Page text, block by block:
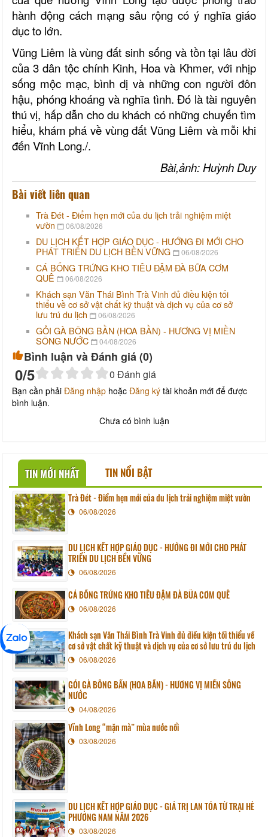
hành động cách mạng sâu rộng có ý nghĩa giáo
dục to lớn.
Vũng Liêm là vùng đất sinh sống và tồn tại lâu đời
của 3 dân tộc chính Kinh, Hoa và Khmer, với nhịp
sống mộc mạc, bình dị và những con người đôn
hậu, phóng khoáng và nghĩa tình. Đó là tài nguyên
thú vị, hấp dẫn cho du khách có những chuyến tìm
hiểu, khám phá về vùng đất Vũng Liêm và mỗi khi
đến Vĩnh Long./.
Bài,ảnh: Huỳnh Duy
Bài viết liên quan
Trà Đét - Điểm hẹn mới của du lịch trải nghiệm miệt
vườn
06/08/2026
DU LỊCH KẾT HỢP GIÁO DỤC - HƯỚNG ĐI MỚI CHO
PHÁT TRIỂN DU LỊCH BỀN VỮNG
06/08/2026
CÁ BỐNG TRỨNG KHO TIÊU ĐẬM ĐÀ BỮA CƠM
QUÊ
06/08/2026
Khách sạn Văn Thái Bình Trà Vinh đủ điều kiện tối
thiểu về cơ sở vật chất kỹ thuật và dịch vụ của cơ sở
lưu trú du lịch
06/08/2026
GỎI GÀ BÔNG BẦN (HOA BẦN) - HƯƠNG VỊ MIỀN
SÔNG NƯỚC
04/08/2026
Bình luận và Đánh giá (0)
0/5 0 Đánh giá
Bạn cần phải Đăng nhập hoặc Đăng ký tài khoản mới để được
bình luận.
Chưa có bình luận
TIN MỚI NHẤT TIN NỔI BẬT
Trà Đét - Điểm hẹn mới của du lịch trải nghiệm miệt vườn
06/08/2026
DU LỊCH KẾT HỢP GIÁO DỤC - HƯỚNG ĐI MỚI CHO PHÁT
TRIỂN DU LỊCH BỀN VỮNG
06/08/2026
CÁ BỐNG TRỨNG KHO TIÊU ĐẬM ĐÀ BỮA CƠM QUÊ
06/08/2026
Khách sạn Văn Thái Bình Trà Vinh đủ điều kiện tối thiểu về
cơ sở vật chất kỹ thuật và dịch vụ của cơ sở lưu trú du lịch
06/08/2026
GỎI GÀ BÔNG BẦN (HOA BẦN) - HƯƠNG VỊ MIỀN SÔNG
NƯỚC
04/08/2026
Vĩnh Long “mặn mà” mùa nước nổi
03/08/2026
DU LỊCH KẾT HỢP GIÁO DỤC - GIÁ TRỊ LAN TỎA TỪ TRẠI HÈ
PHƯƠNG NAM NĂM 2026
03/08/2026